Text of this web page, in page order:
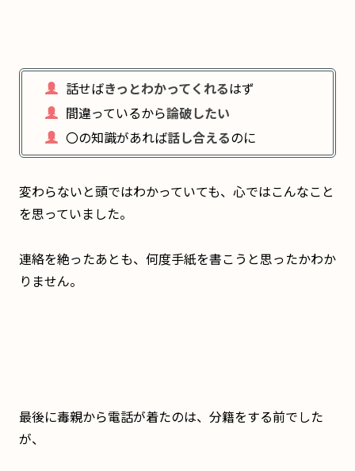
話せばきっとわかってくれるはず
間違っているから論破したい
〇の知識があれば話し合えるのに
変わらないと頭ではわかっていても、心ではこんなこと
を思っていました。
連絡を絶ったあとも、何度手紙を書こうと思ったかわか
りません。
最後に毒親から電話が着たのは、分籍をする前でした
が、